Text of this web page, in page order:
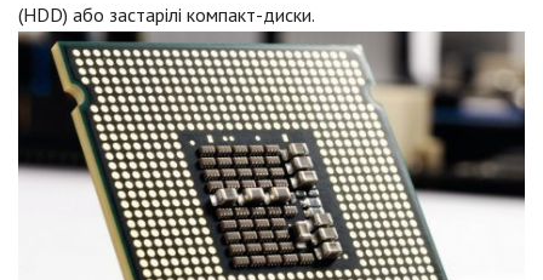
(HDD) або застарілі компакт-диски.